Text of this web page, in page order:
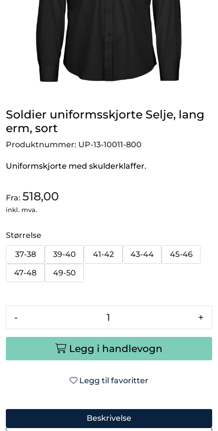
Soldier uniformsskjorte Selje, lang
erm, sort
Produktnummer: UP-13-10011-800
Uniformskjorte med skulderklaffer.
Fra: 518,00
inkl. mva.
Størrelse
37-38 39-40 41-42 43-44
45-46
47-48
49-50
- +
Legg i handlevogn
Legg til favoritter
Beskrivelse